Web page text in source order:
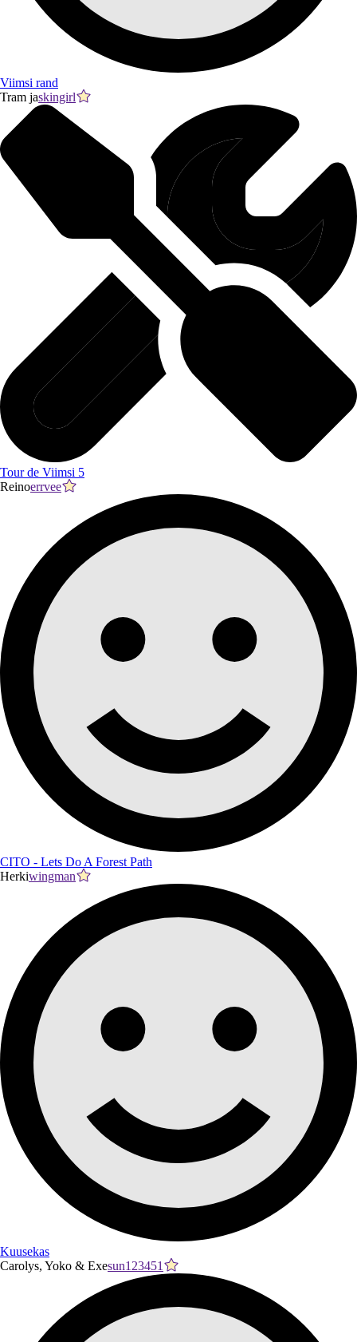
Viimsi rand
Tram jaskingirl
Tour de Viimsi 5
Reinoerrvee
CITO - Lets Do A Forest Path
Herkiwingman
Kuusekas
Carolys, Yoko & Exesun123451